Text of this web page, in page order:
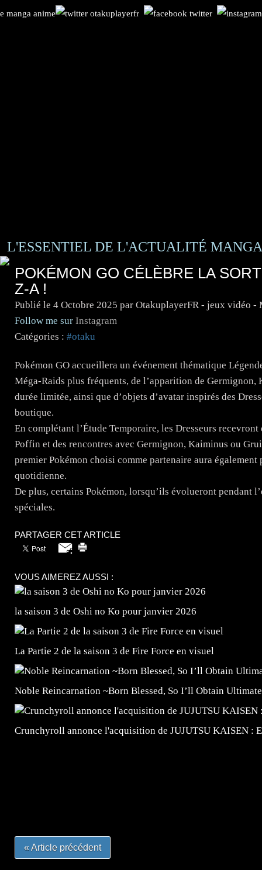
L'ESSENTIEL DE L'ACTUALITÉ
POKÉMON GO CÉLÈBRE LA
Z-A !
Publié le 4 Octobre 2025 par OtakuplayerFR - jeux vidéo -
Follow me sur Instagram
Catégories : #otaku
Pokémon GO accueillera un événement thématique
Méga-Raids plus fréquents, de l’apparition de
durée limitée, ainsi que d’objets d’avatar inspirés des
boutique.
En complétant l’Étude Temporaire, les Dresseurs
Poffin et des rencontres avec Germignon, Kaiminus ou
premier Pokémon choisi comme partenaire aura
quotidienne.
De plus, certains Pokémon, lorsqu’ils évolueront pendant
spéciales.
PARTAGER CET ARTICLE
VOUS AIMEREZ AUSSI :
la saison 3 de Oshi no Ko pour janvier 2026
La Partie 2 de la saison 3 de Fire Force en visuel
Noble Reincarnation ~Born Blessed, So I’ll Obtain
Crunchyroll annonce l'acquisition de JUJUTSU KAISEN :
« Article précédent